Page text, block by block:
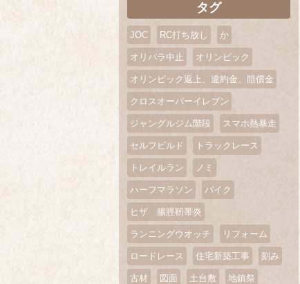
タグ
JOC RC打ち放し か
オリパラ中止 オリンピック
オリンピック返上、違約金、賠償金
クロスオーバーイレブン
ジャングルジム階段 スマホ熱暴走
セルフビルド トラックレース
トレイルラン ノミ
ハーフマラソン バイク
ヒザ 腸脛靭帯炎
ランニングウオッチ リフォーム
ロードレース 住宅新築工事 刻み
古材 図面 土台敷 地鎮祭